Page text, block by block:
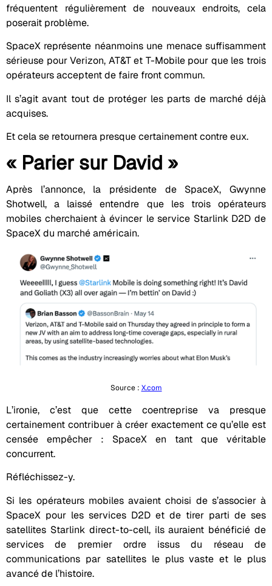
fréquentent régulièrement de nouveaux endroits, cela
poserait problème.
SpaceX représente néanmoins une menace suffisamment
sérieuse pour Verizon, AT&T et T-Mobile pour que les trois
opérateurs acceptent de faire front commun.
Il s’agit avant tout de protéger les parts de marché déjà
acquises.
Et cela se retournera presque certainement contre eux.
« Parier sur David »
Après l’annonce, la présidente de SpaceX, Gwynne
Shotwell, a laissé entendre que les trois opérateurs
mobiles cherchaient à évincer le service Starlink D2D de
SpaceX du marché américain.
Source : X.com
L’ironie, c’est que cette coentreprise va presque
certainement contribuer à créer exactement ce qu’elle est
censée empêcher : SpaceX en tant que véritable
concurrent.
Réfléchissez-y.
Si les opérateurs mobiles avaient choisi de s’associer à
SpaceX pour les services D2D et de tirer parti de ses
satellites Starlink direct-to-cell, ils auraient bénéficié de
services de premier ordre issus du réseau de
communications par satellites le plus vaste et le plus
avancé de l’histoire.